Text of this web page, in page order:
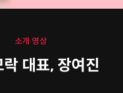
소개 영상
대표, 장여진